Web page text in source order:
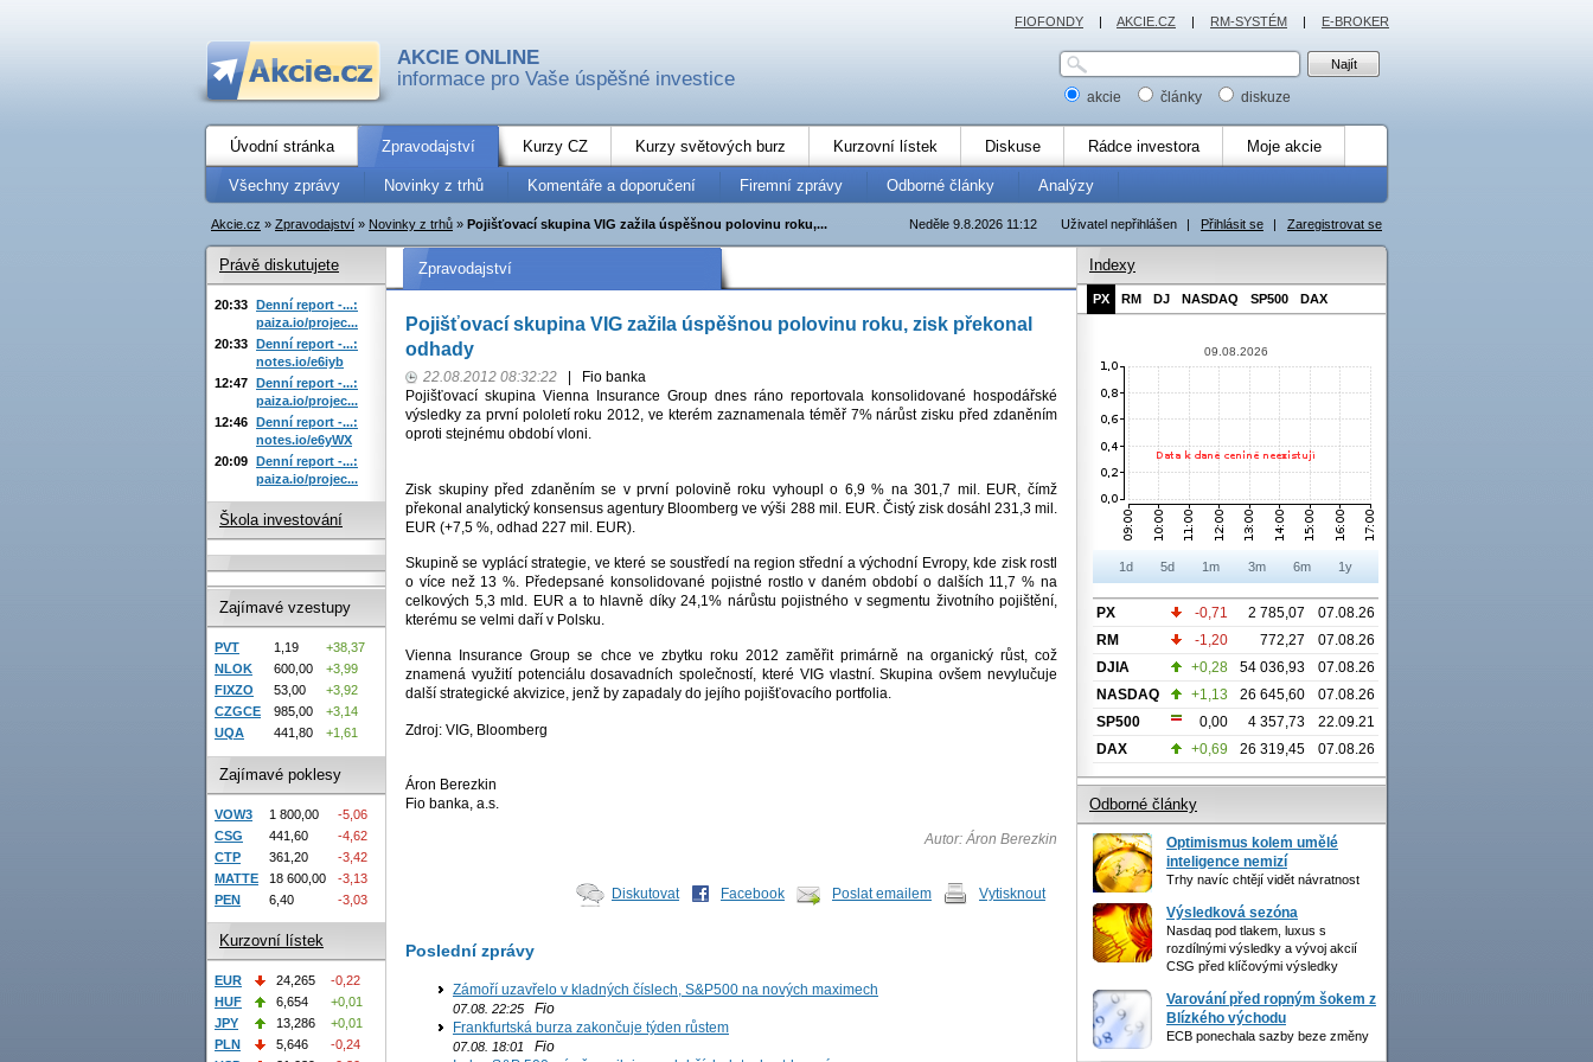
AKCIE ONLINE
informace pro Vaše úspěšné investice
akcie články diskuze
Úvodní stránka Zpravodajství Kurzy CZ Kurzy světových burz Kurzovní lístek Diskuse Rádce investora Moje akcie
Všechny zprávy Novinky z trhů Komentáře a doporučení Firemní zprávy Odborné články Analýzy
Uživatel nepřihlášen | Přihlásit se | Zaregistrovat se
Neděle 9.8.2026 11:12
Akcie.cz » Zpravodajství » Novinky z trhů » Pojišťovací skupina VIG zažila úspěšnou polovinu roku,...
Zpravodajství
Pojišťovací skupina VIG zažila úspěšnou polovinu roku, zisk překonal
odhady
22.08.2012 08:32:22
Fio banka
Pojišťovací skupina Vienna Insurance Group dnes ráno reportovala konsolidované hospodářské
výsledky za první pololetí roku 2012, ve kterém zaznamenala téměř 7% nárůst zisku před zdaněním
oproti stejnému období vloni.
Zisk skupiny před zdaněním se v první polovině roku vyhoupl o 6,9 % na 301,7 mil. EUR, čímž
překonal analytický konsensus agentury Bloomberg ve výši 288 mil. EUR. Čistý zisk dosáhl 231,3 mil.
EUR (+7,5 %, odhad 227 mil. EUR).
Skupině se vyplácí strategie, ve které se soustředí na region střední a východní Evropy, kde zisk rostl
o více než 13 %. Předepsané konsolidované pojistné rostlo v daném období o dalších 11,7 % na
celkových 5,3 mld. EUR a to hlavně díky 24,1% nárůstu pojistného v segmentu životního pojištění,
kterému se velmi daří v Polsku.
Vienna Insurance Group se chce ve zbytku roku 2012 zaměřit primárně na organický růst, což
znamená využití potenciálu dosavadních společností, které VIG vlastní. Skupina ovšem nevylučuje
další strategické akvizice, jenž by zapadaly do jejího pojišťovacího portfolia.
Zdroj: VIG, Bloomberg
Áron Berezkin
Fio banka, a.s.
Autor: Áron Berezkin
Diskutovat Facebook Poslat emailem Vytisknout
Poslední zprávy
Zámoří uzavřelo v kladných číslech, S&P500 na nových maximech
07.08. 22:25 Fio
Frankfurtská burza zakončuje týden růstem
07.08. 18:01
Fio
Právě diskutujete
20:33 Denní report -...:
paiza.io/projec...
20:33 Denní report -...:
notes.io/e6iyb
12:47 Denní report -...:
paiza.io/projec...
12:46 Denní report -...:
notes.io/e6yWX
20:09 Denní report -...:
paiza.io/projec...
Škola investování
Zajímavé vzestupy
PVT 1,19
+38,37
NLOK
600,00
+3,99
FIXZO
53,00
+3,92
CZGCE
985,00
+3,14
UQA
441,80 +1,61
Zajímavé poklesy
VOW3 1 800,00
-5,06
CSG
441,60
-4,62
CTP
361,20
-3,42
MATTE
18 600,00
-3,13
PEN
6,40 -3,03
Kurzovní lístek
EUR 24,265
-0,22
HUF
6,654
+0,01
JPY
13,286
+0,01
PLN
5,646
-0,24
Indexy
PX RM DJ NASDAQ SP500 DAX
09.08.2026
1d 5d 1m 3m 6m 1y
PX -0,71 2 785,07
07.08.26
RM
-1,20 772,27
07.08.26
DJIA
+0,28 54 036,93
07.08.26
NASDAQ
+1,13 26 645,60
07.08.26
SP500
0,00 4 357,73
22.09.21
DAX
+0,69 26 319,45 07.08.26
Odborné články
Optimismus kolem umělé
inteligence nemizí
Trhy navíc chtějí vidět návratnost
Výsledková sezóna
Nasdaq pod tlakem, luxus s
rozdílnými výsledky a vývoj akcií
CSG před klíčovými výsledky
Varování před ropným šokem z
Blízkého východu
ECB ponechala sazby beze změny
FIOFONDY | AKCIE.CZ | RM-SYSTÉM | E-BROKER